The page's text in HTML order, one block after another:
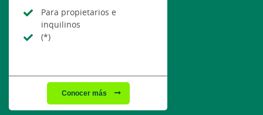
Para propietarios e
inquilinos
(*)
Conocer más